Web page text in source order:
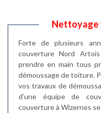
Nettoyage
Forte de plusieurs
couverture Nord
prendre en main tous
démoussage de toiture.
vos travaux de
d’une équipe de
couverture à Wizernes